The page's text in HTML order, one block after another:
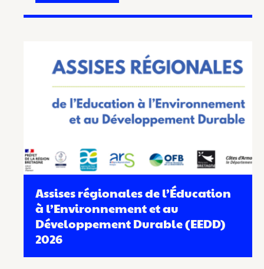
Assises régionales de l’Éducation
à l’Environnement et au
Développement Durable (EEDD)
2026